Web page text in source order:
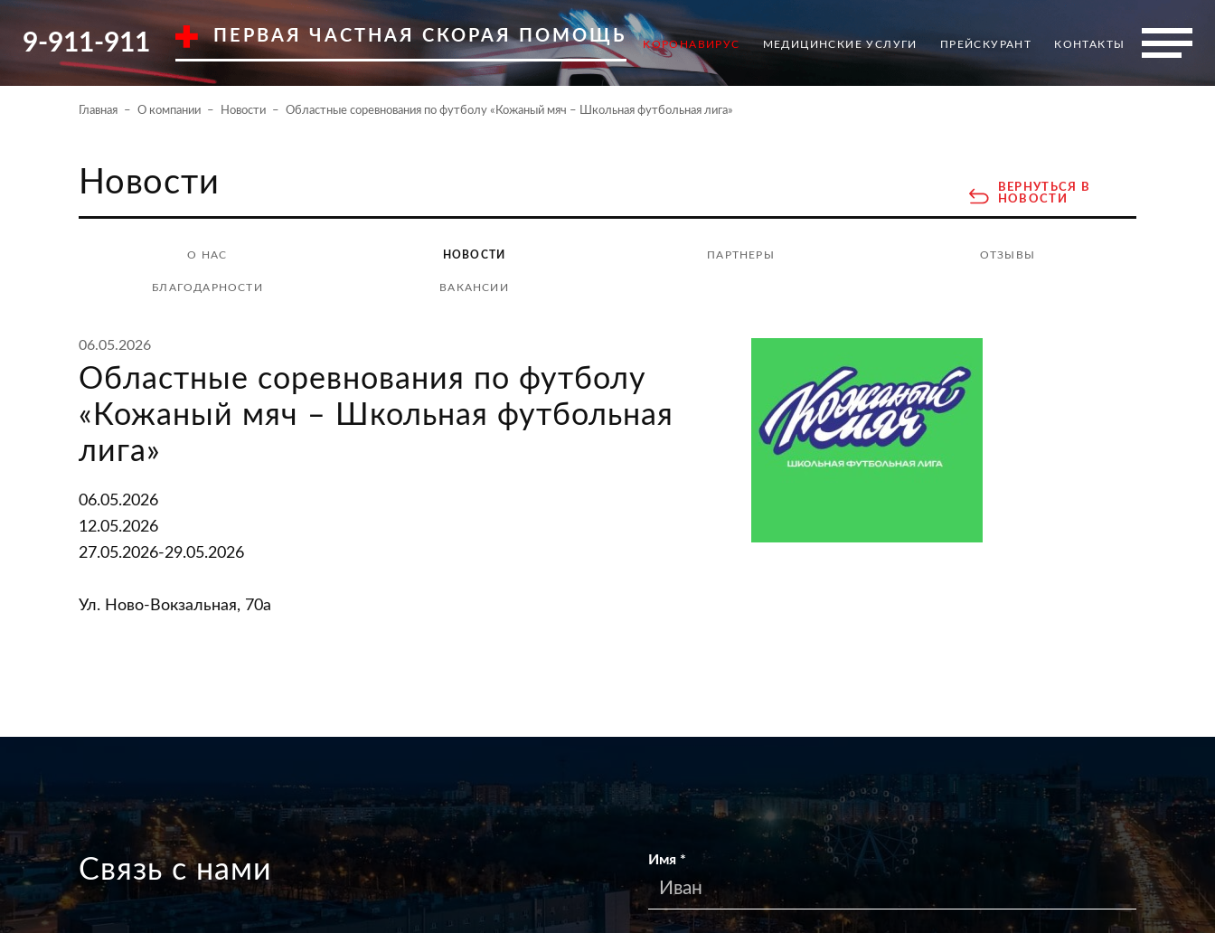
9-911-911 ПЕРВАЯ ЧАСТНАЯ СКОРАЯ ПОМОЩЬ КОРОНАВИРУС МЕДИЦИНСКИЕ УСЛУГИ ПРЕЙСКУРАНТ КОНТАКТЫ
Главная О компании Новости Областные соревнования по футболу «Кожаный мяч – Школьная футбольная лига»
Новости
ВЕРНУТЬСЯ В
НОВОСТИ
О НАС НОВОСТИ ПАРТНЕРЫ ОТЗЫВЫ
БЛАГОДАРНОСТИ ВАКАНСИИ
06.05.2026
Областные соревнования по футболу
«Кожаный мяч – Школьная футбольная
лига»
06.05.2026
12.05.2026
27.05.2026-29.05.2026
Ул. Ново-Вокзальная, 70а
Связь с нами Имя *